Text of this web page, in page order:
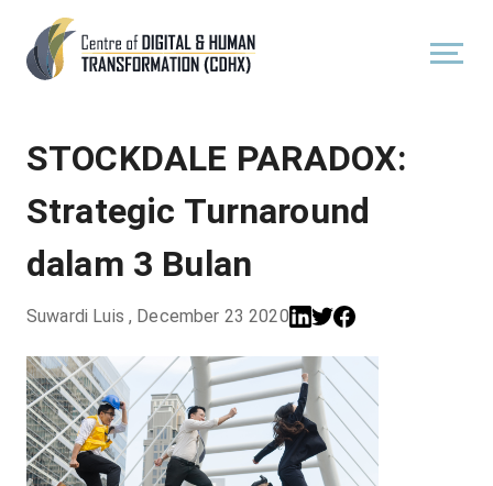
STOCKDALE PARADOX:
Strategic Turnaround
dalam 3 Bulan
Suwardi Luis , December 23 2020